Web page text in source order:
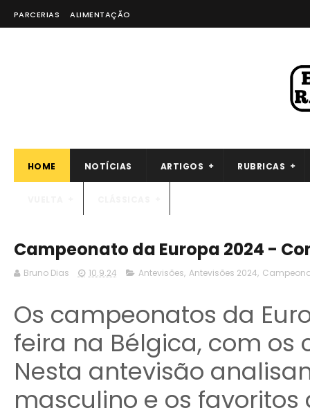
PARCERIAS ALIMENTAÇÃO
HOME NOTÍCIAS ARTIGOS RUBRICAS
Campeonato da Europa 2024 -
Bruno Dias 10.9.24 Antevisões, Antevisões 2024,
Os campeonatos da
feira na Bélgica, com
Nesta antevisão
masculino e os favoritos